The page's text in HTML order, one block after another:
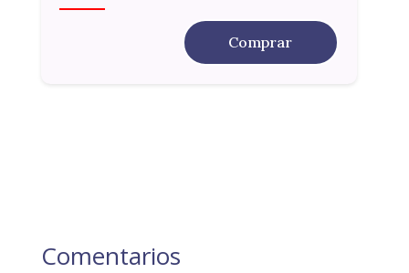
Comprar
Comentarios